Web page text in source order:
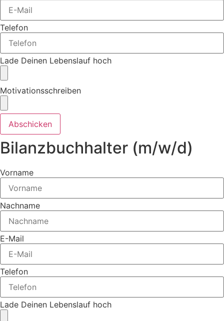
Telefon
Lade Deinen Lebenslauf hoch
Motivationsschreiben
Abschicken
Bilanzbuchhalter (m/w/d)
Vorname
Nachname
E-Mail
Telefon
Lade Deinen Lebenslauf hoch